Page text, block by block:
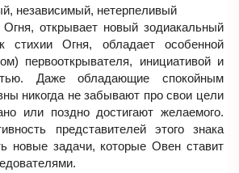
независимый, нетерпеливый
открывает новый зодиакальный
стихии Огня, обладает особенной
первооткрывателя, инициативой и
Даже обладающие спокойным
никогда не забывают про свои цели
или поздно достигают желаемого.
представителей этого знака
новые задачи, которые Овен ставит